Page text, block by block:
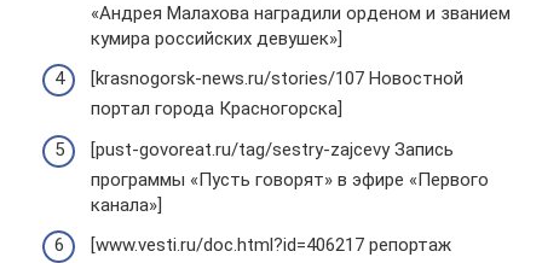
«Андрея Малахова наградили орденом и званием
кумира российских девушек»]
[krasnogorsk-news.ru/stories/107 Новостной
портал города Красногорска]
[pust-govoreat.ru/tag/sestry-zajcevy Запись
программы «Пусть говорят» в эфире «Первого
канала»]
[www.vesti.ru/doc.html?id=406217 репортаж